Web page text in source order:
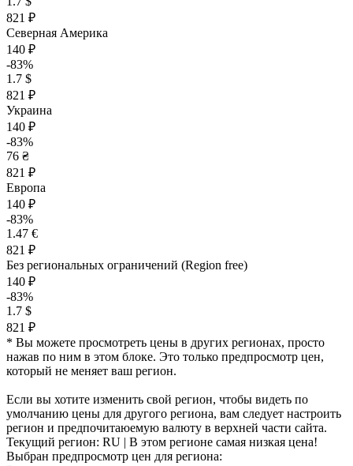
821 ₽
Северная Америка
140 ₽
-83%
1.7 $
821 ₽
Украина
140 ₽
-83%
76 ₴
821 ₽
Европа
140 ₽
-83%
1.47 €
821 ₽
Без региональных ограничений (Region free)
140 ₽
-83%
1.7 $
821 ₽
* Вы можете просмотреть цены в других регионах, просто
нажав по ним в этом блоке. Это только предпросмотр цен,
который не меняет ваш регион.
Если вы хотите изменить свой регион, чтобы видеть по
умолчанию цены для другого региона, вам следует настроить
регион и предпочитаюемую валюту в верхней части сайта.
Текущий регион: RU | В этом регионе самая низкая цена!
Выбран предпросмотр цен для региона: